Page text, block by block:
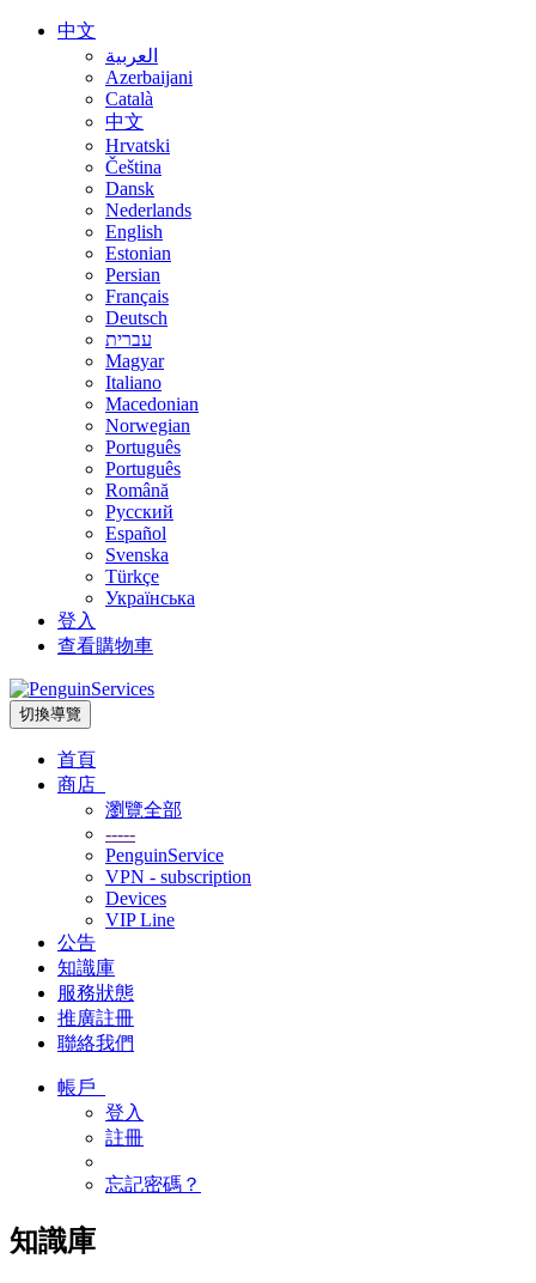
中文
العربية
Azerbaijani
Català
中文
Hrvatski
Čeština
Dansk
Nederlands
English
Estonian
Persian
Français
Deutsch
עברית
Magyar
Italiano
Macedonian
Norwegian
Português
Português
Română
Русский
Español
Svenska
Türkçe
Українська
登入
查看購物車
切換導覽
首頁
商店
瀏覽全部
-----
PenguinService
VPN - subscription
Devices
VIP Line
公告
知識庫
服務狀態
推廣註冊
聯絡我們
帳戶
登入
註冊
忘記密碼？
知識庫